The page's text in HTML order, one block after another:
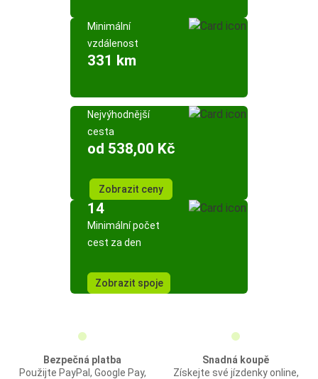
Minimální
vzdálenost
331 km
Nejvýhodnější
cesta
od 538,00 Kč
Zobrazit ceny
14
Minimální počet
cest za den
Zobrazit spoje
Bezpečná platba
Použijte PayPal, Google Pay,
Snadná koupě
Získejte své jízdenky online,